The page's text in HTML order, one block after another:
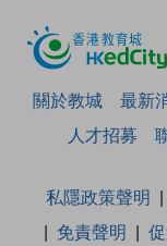
關於教城 最新
人才招募
私隱政策聲明
免責聲明